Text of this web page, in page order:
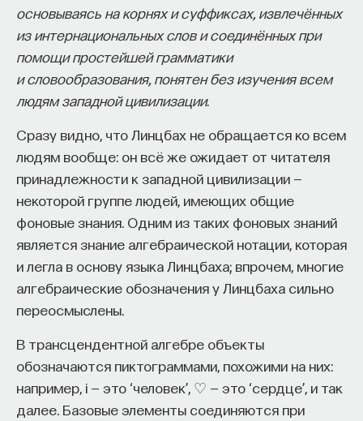
основываясь на корнях и суффиксах, извлечённых
из интернациональных слов и соединённых при
помощи простейшей грамматики
и словообразования, понятен без изучения всем
людям западной цивилизации.
Сразу видно, что Линцбах не обращается ко всем
людям вообще: он всё же ожидает от читателя
принадлежности к западной цивилизации —
некоторой группе людей, имеющих общие
фоновые знания. Одним из таких фоновых знаний
является знание алгебраической нотации, которая
и легла в основу языка Линцбаха; впрочем, многие
алгебраические обозначения у Линцбаха сильно
переосмыслены.
В трансцендентной алгебре объекты
обозначаются пиктограммами, похожими на них:
например, i — это ‘человек’, ♡ — это ‘сердце’, и так
далее. Базовые элементы соединяются при